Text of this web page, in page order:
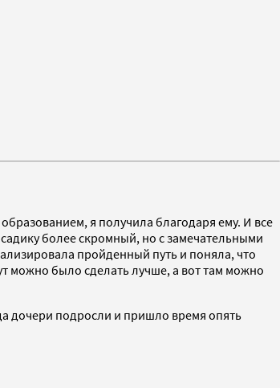
я получила благодаря ему. И все
более скромный, но с замечательными
пройденный путь и поняла, что
можно было сделать лучше, а вот там можно
дочери подросли и пришло время опять